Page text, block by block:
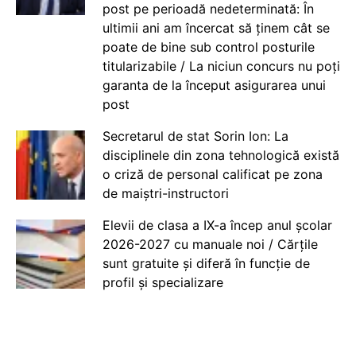
post pe perioadă nedeterminată: În
ultimii ani am încercat să ținem cât se
poate de bine sub control posturile
titularizabile / La niciun concurs nu poți
garanta de la început asigurarea unui
post
Secretarul de stat Sorin Ion: La
disciplinele din zona tehnologică există
o criză de personal calificat pe zona
de maiștri-instructori
Elevii de clasa a IX-a încep anul școlar
2026-2027 cu manuale noi / Cărțile
sunt gratuite și diferă în funcție de
profil și specializare